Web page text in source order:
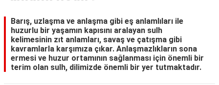
Barış, uzlaşma ve anlaşma gibi eş anlamlıları ile
huzurlu bir yaşamın kapısını aralayan sulh
kelimesinin zıt anlamları, savaş ve çatışma gibi
kavramlarla karşımıza çıkar. Anlaşmazlıkların sona
ermesi ve huzur ortamının sağlanması için önemli bir
terim olan sulh, dilimizde önemli bir yer tutmaktadır.